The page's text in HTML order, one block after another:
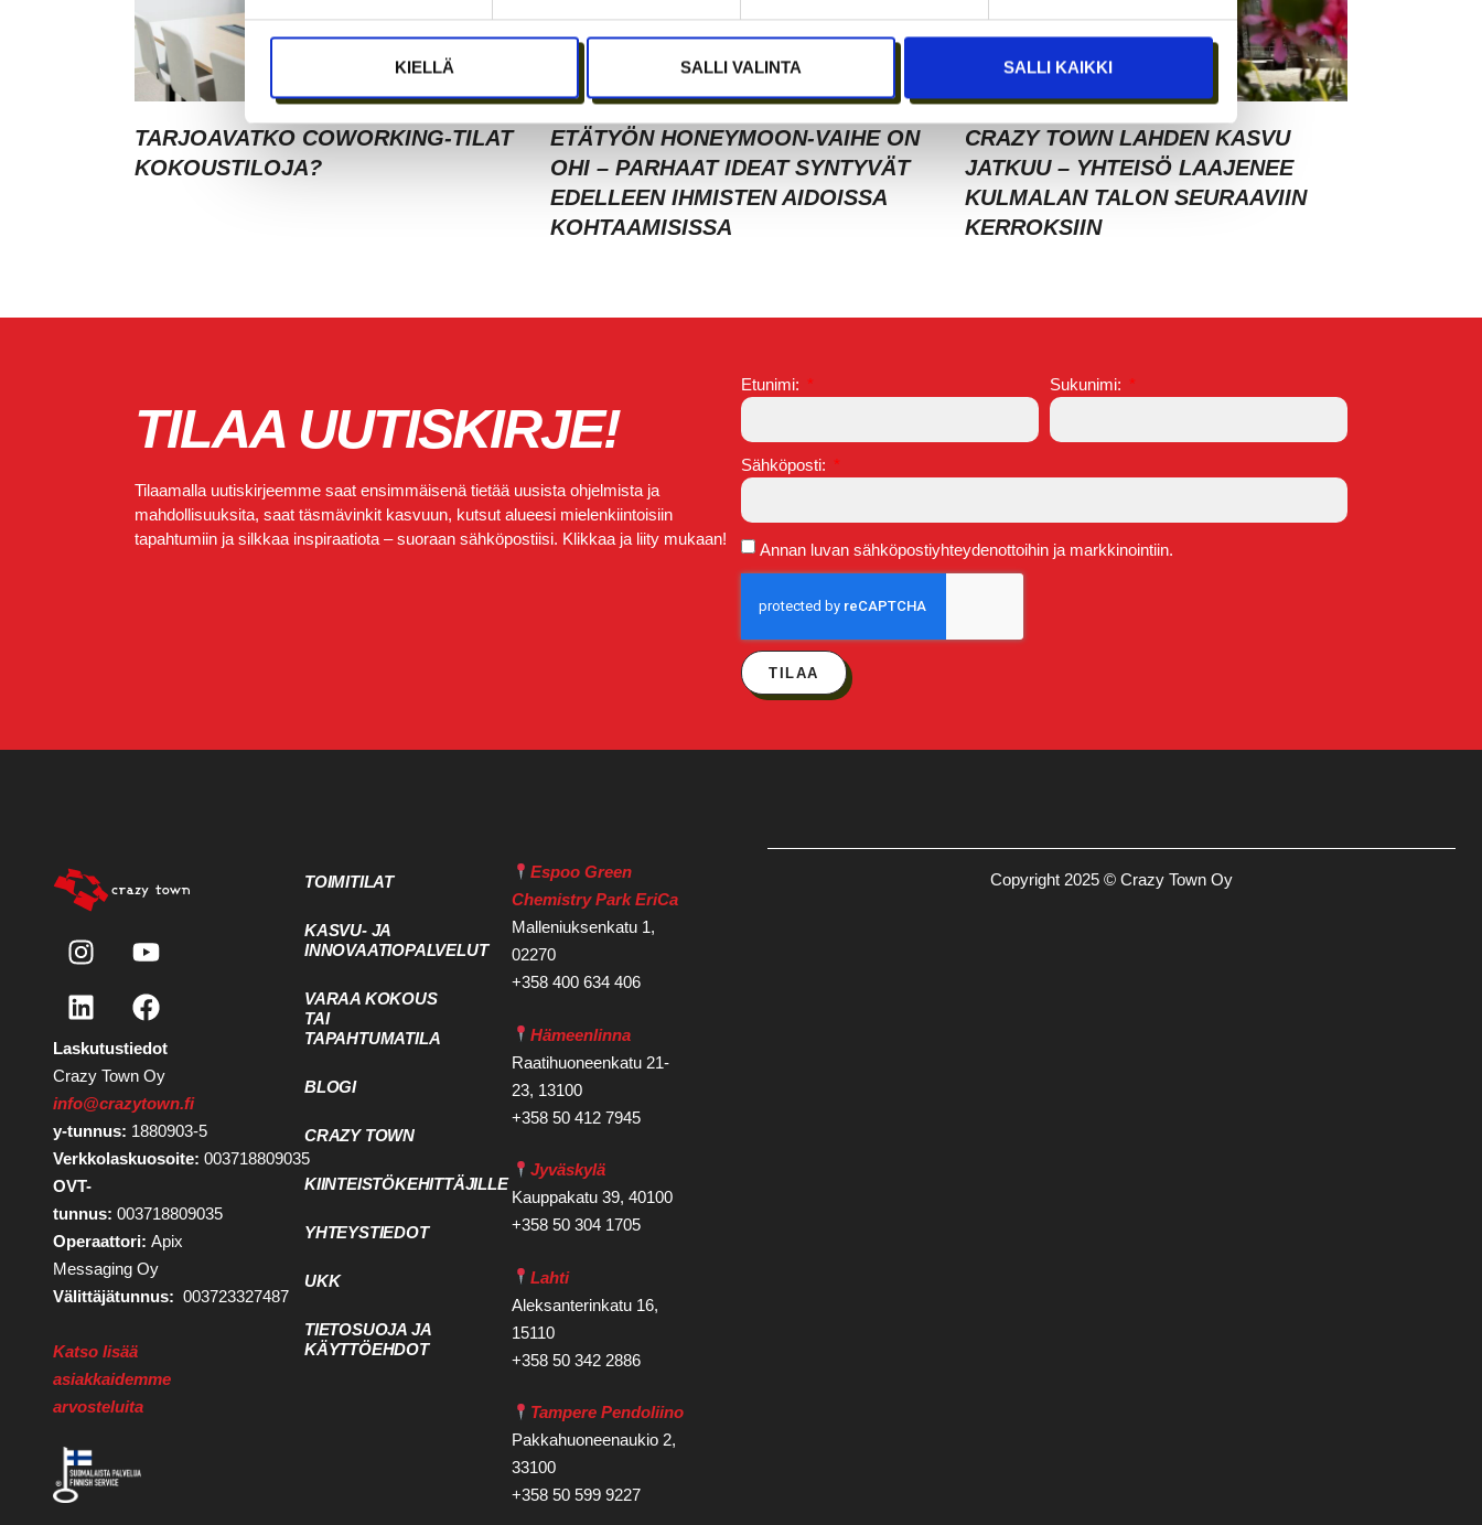
KIELLÄ SALLI VALINTA SALLI KAIKKI
TARJOAVATKO COWORKING-TILAT
KOKOUSTILOJA?
ETÄTYÖN HONEYMOON-VAIHE ON
OHI – PARHAAT IDEAT SYNTYVÄT
EDELLEEN IHMISTEN AIDOISSA
KOHTAAMISISSA
CRAZY TOWN LAHDEN KASVU
JATKUU – YHTEISÖ LAAJENEE
KULMALAN TALON SEURAAVIIN
KERROKSIIN
TILAA UUTISKIRJE!
Tilaamalla uutiskirjeemme saat ensimmäisenä tietää uusista ohjelmista ja
mahdollisuuksita, saat täsmävinkit kasvuun, kutsut alueesi mielenkiintoisiin
tapahtumiin ja silkkaa inspiraatiota – suoraan sähköpostiisi. Klikkaa ja liity mukaan!
Etunimi: Sukunimi:
Sähköposti:
Annan luvan sähköpostiyhteydenottoihin ja markkinointiin.
TILAA
Laskutustiedot
Crazy Town Oy
info@crazytown.fi
y-tunnus: 1880903-5
Verkkolaskuosoite: 003718809035
OVT-
tunnus: 003718809035
Operaattori: Apix
Messaging Oy
Välittäjätunnus: 003723327487
Katso lisää
asiakkaidemme
arvosteluita
TOIMITILAT
KASVU- JA
INNOVAATIOPALVELUT
VARAA KOKOUS
TAI
TAPAHTUMATILA
BLOGI
CRAZY TOWN
KIINTEISTÖKEHITTÄJILLE
YHTEYSTIEDOT
UKK
TIETOSUOJA JA
KÄYTTÖEHDOT
Espoo Green
Chemistry Park EriCa
Malleniuksenkatu 1,
02270
+358 400 634 406
Hämeenlinna
Raatihuoneenkatu 21-
23, 13100
+358 50 412 7945
Jyväskylä
Kauppakatu 39, 40100
+358 50 304 1705
Lahti
Aleksanterinkatu 16,
15110
+358 50 342 2886
Tampere Pendoliino
Pakkahuoneenaukio 2,
33100
+358 50 599 9227
Copyright 2025 © Crazy Town Oy